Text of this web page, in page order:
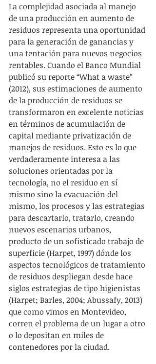
La complejidad asociada al manejo
de una producción en aumento de
residuos representa una oportunidad
para la generación de ganancias y
una tentación para nuevos negocios
rentables. Cuando el Banco Mundial
publicó su reporte “What a waste”
(2012), sus estimaciones de aumento
de la producción de residuos se
transformaron en excelente noticias
en términos de acumulación de
capital mediante privatización de
manejos de residuos. Esto es lo que
verdaderamente interesa a las
soluciones orientadas por la
tecnología, no el residuo en sí
mismo sino la evacuación del
mismo, los procesos y las estrategias
para descartarlo, tratarlo, creando
nuevos escenarios urbanos,
producto de un sofisticado trabajo de
superficie (Harpet, 1997) dónde los
aspectos tecnológicos de tratamiento
de residuos despliegan desde hace
siglos estrategias de tipo higienistas
(Harpet; Barles, 2004; Abussafy, 2013)
que como vimos en Montevideo,
corren el problema de un lugar a otro
o lo depositan en miles de
contenedores por la ciudad.